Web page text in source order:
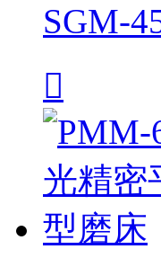
SGM-
